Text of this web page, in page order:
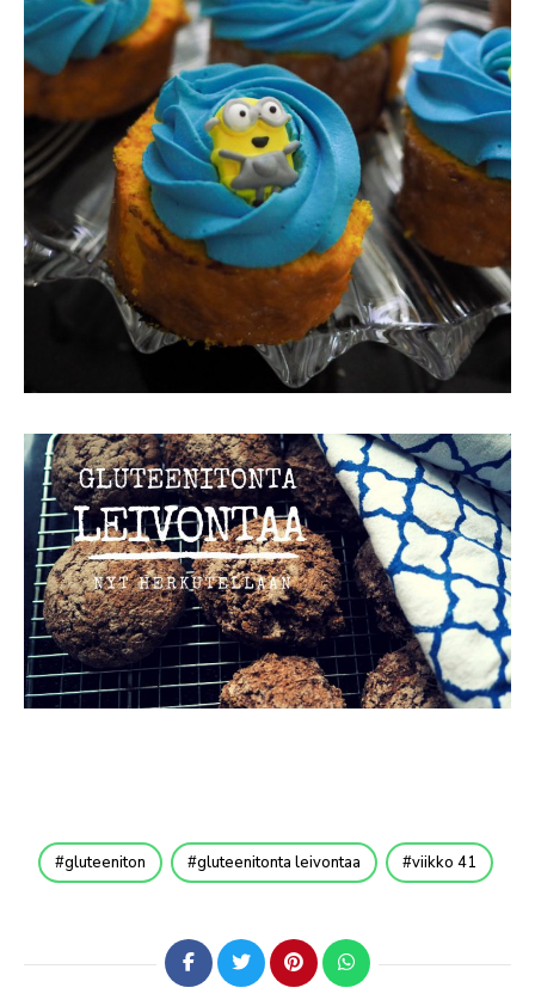
gluteeniton gluteenitonta leivontaa viikko 41